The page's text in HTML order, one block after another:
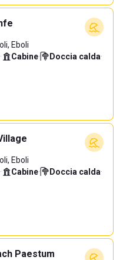
Eboli
· Cabine· Doccia calda·
Eboli
· Cabine· Doccia calda·
Paestum